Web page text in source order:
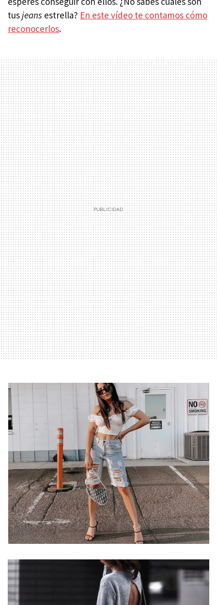
tusjeans estrella? En este vídeo te contamos cómo
reconocerlos.